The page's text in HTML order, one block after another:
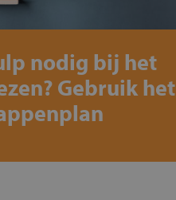
nodig bij het
Gebruik het